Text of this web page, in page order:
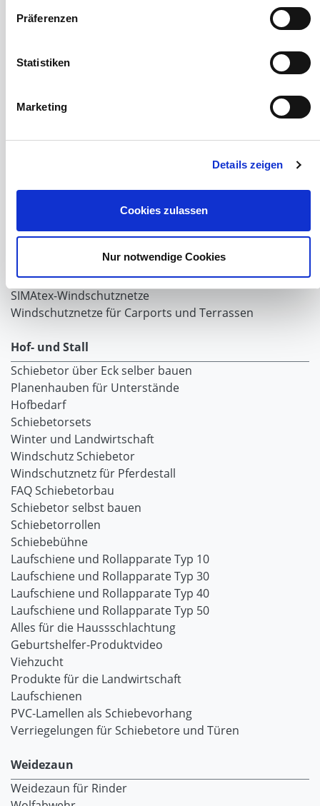
Präferenzen
Statistiken
Marketing
Details zeigen
Cookies zulassen
Nur notwendige Cookies
Windschutznetze für Reithallen
Windschutznetz für Pferdestall
Lubratec Fronten
Windschutznetz mit Keder
PVC Lamellen für Pferdeställe
Windschutznetz Meterware
Windnetzrecher
SIMAtex-Windschutznetze
Windschutznetze für Carports und Terrassen
Hof- und Stall
Schiebetor über Eck selber bauen
Planenhauben für Unterstände
Hofbedarf
Schiebetorsets
Winter und Landwirtschaft
Windschutz Schiebetor
Windschutznetz für Pferdestall
FAQ Schiebetorbau
Schiebetor selbst bauen
Schiebetorrollen
Schiebebühne
Laufschiene und Rollapparate Typ 10
Laufschiene und Rollapparate Typ 30
Laufschiene und Rollapparate Typ 40
Laufschiene und Rollapparate Typ 50
Alles für die Haussschlachtung
Geburtshelfer-Produktvideo
Viehzucht
Produkte für die Landwirtschaft
Laufschienen
PVC-Lamellen als Schiebevorhang
Verriegelungen für Schiebetore und Türen
Weidezaun
Weidezaun für Rinder